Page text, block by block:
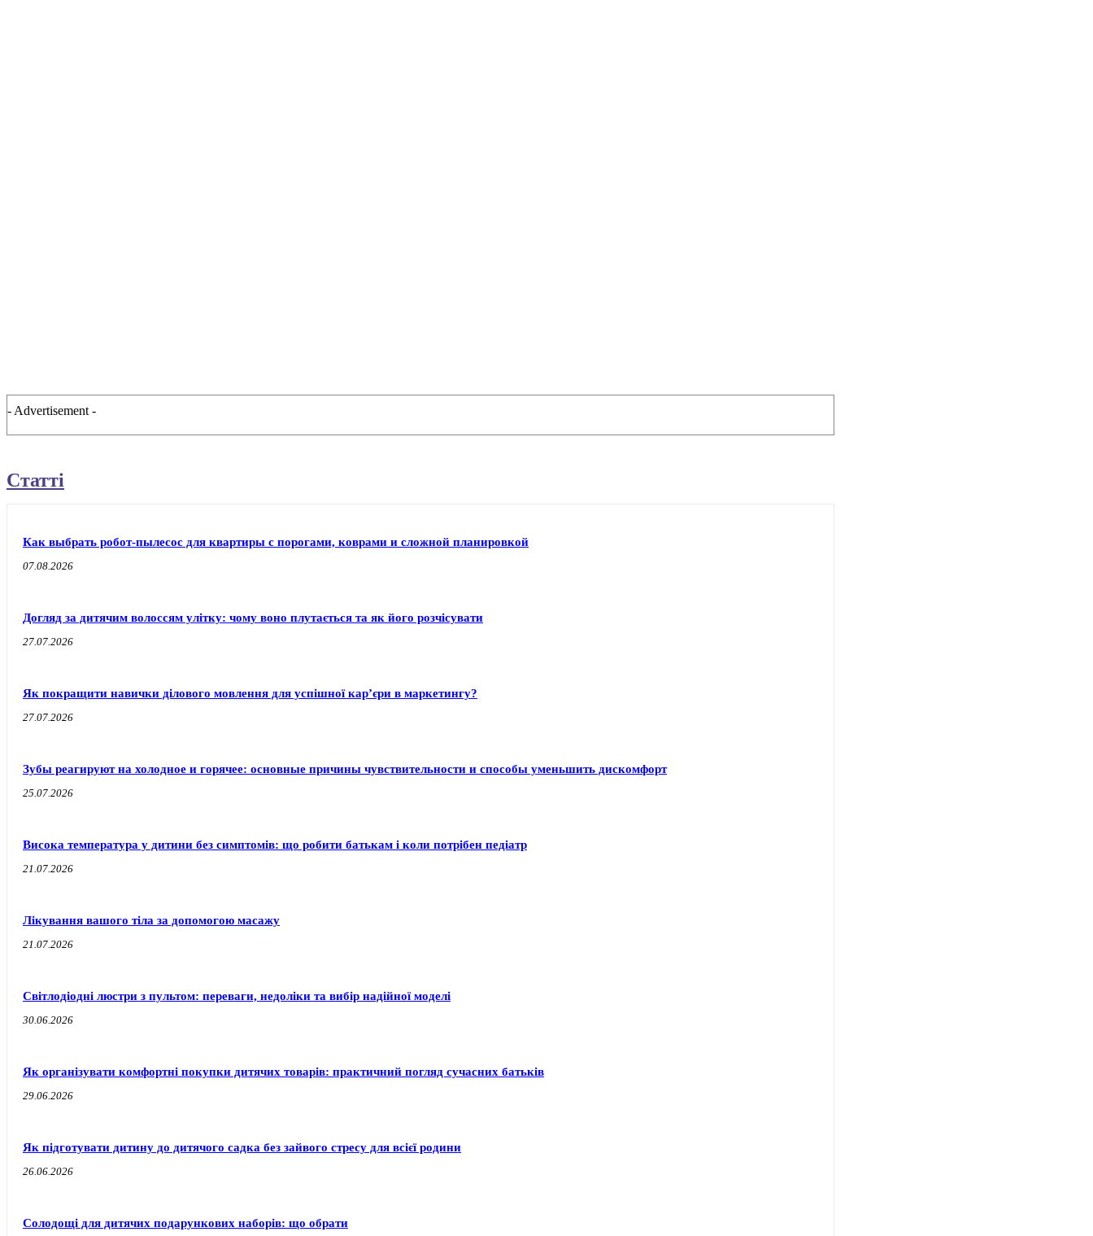
- Advertisement -
Статті
Как выбрать робот-пылесос для квартиры с порогами, коврами и сложной планировкой
07.08.2026
Догляд за дитячим волоссям улітку: чому воно плутається та як його розчісувати
27.07.2026
Як покращити навички ділового мовлення для успішної кар’єри в маркетингу?
27.07.2026
Зубы реагируют на холодное и горячее: основные причины чувствительности и способы уменьшить дискомфорт
25.07.2026
Висока температура у дитини без симптомів: що робити батькам і коли потрібен педіатр
21.07.2026
Лікування вашого тіла за допомогою масажу
21.07.2026
Світлодіодні люстри з пультом: переваги, недоліки та вибір надійної моделі
30.06.2026
Як організувати комфортні покупки дитячих товарів: практичний погляд сучасних батьків
29.06.2026
Як підготувати дитину до дитячого садка без зайвого стресу для всієї родини
26.06.2026
Солодощі для дитячих подарункових наборів: що обрати